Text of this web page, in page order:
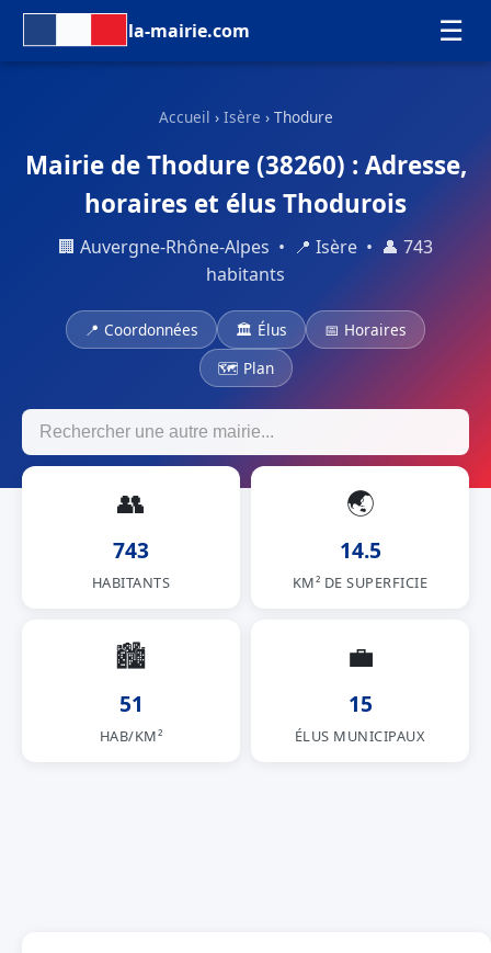
la-mairie.com ☰
Accueil › Isère › Thodure
Mairie de Thodure (38260) : Adresse,
horaires et élus Thodurois
🏢 Auvergne-Rhône-Alpes • 📍 Isère • 👤 743
habitants
📍 Coordonnées 🏛 Élus
📅 Horaires
🗺 Plan
👥
743
HABITANTS
🌏
14.5
KM² DE SUPERFICIE
🏙
51
HAB/KM²
💼
15
ÉLUS MUNICIPAUX